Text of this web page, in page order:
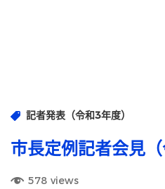
記者発表（令和3年度）
市長定例記者会見
578 views